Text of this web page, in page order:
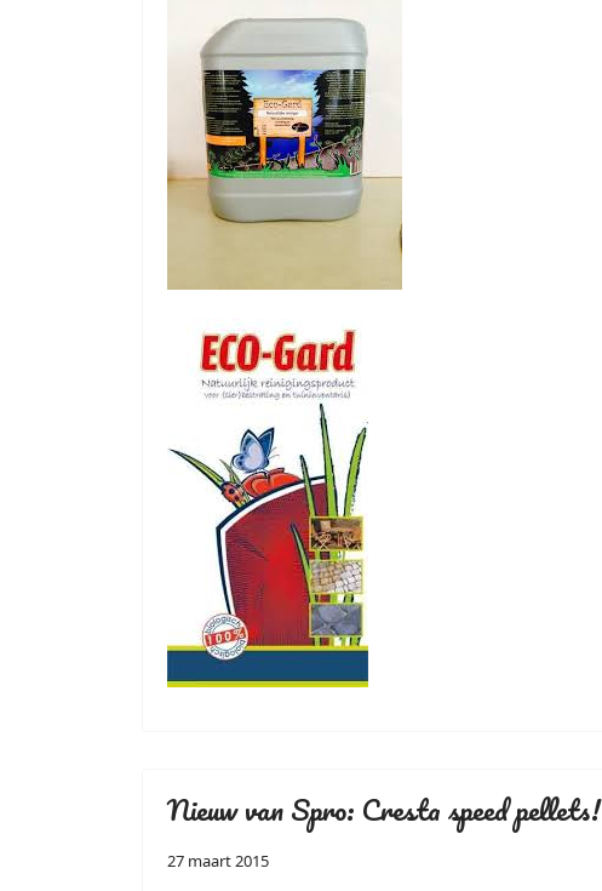
Nieuw van Spro: Cresta speed pellets!
27 maart 2015